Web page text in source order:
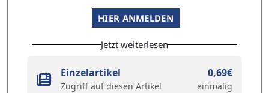
HIER ANMELDEN
Jetzt weiterlesen
Einzelartikel
Zugriff auf diesen Artikel
0,69€
einmalig